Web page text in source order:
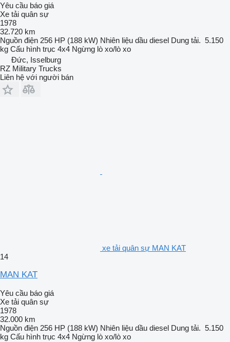
Yêu cầu báo giá
Xe tải quân sự
1978
32.720 km
Nguồn điện 256 HP (188 kW) Nhiên liệu dầu diesel Dung tải. 5.150
kg Cấu hình trục 4x4 Ngừng lò xo/lò xo
Đức, Isselburg
RZ Military Trucks
Liên hệ với người bán
xe tải quân sự MAN KAT
14
MAN KAT
Yêu cầu báo giá
Xe tải quân sự
1978
32.000 km
Nguồn điện 256 HP (188 kW) Nhiên liệu dầu diesel Dung tải. 5.150
kg Cấu hình trục 4x4 Ngừng lò xo/lò xo